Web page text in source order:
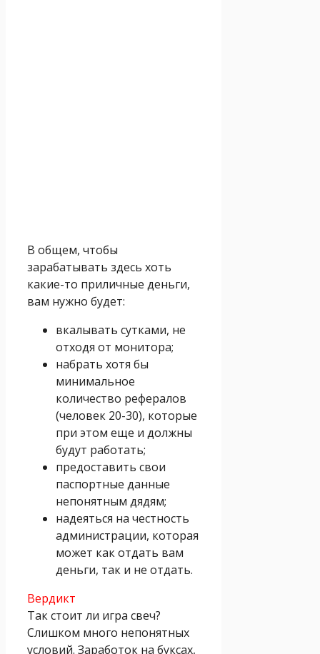
В общем, чтобы
зарабатывать здесь хоть
какие-то приличные деньги,
вам нужно будет:
вкалывать сутками, не
отходя от монитора;
набрать хотя бы
минимальное
количество рефералов
(человек 20-30), которые
при этом еще и должны
будут работать;
предоставить свои
паспортные данные
непонятным дядям;
надеяться на честность
администрации, которая
может как отдать вам
деньги, так и не отдать.
Вердикт
Так стоит ли игра свеч?
Слишком много непонятных
условий. Заработок на буксах,